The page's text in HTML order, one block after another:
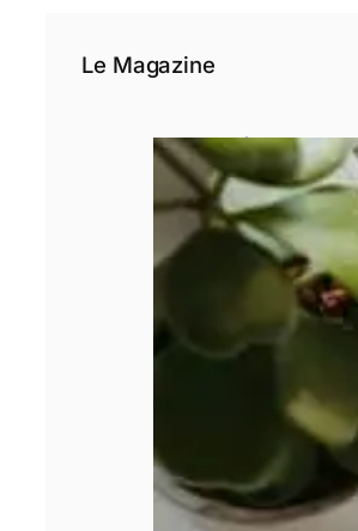
Le Magazine
3 étapes avant
de se lancer
dans un crédit